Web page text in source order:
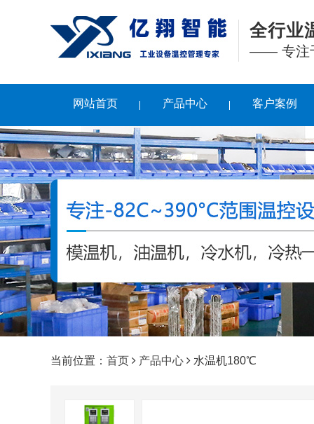
全行业
—— 专注
网站首页 产品中心 客户案例
当前位置： 首页 产品中心 水温机180℃